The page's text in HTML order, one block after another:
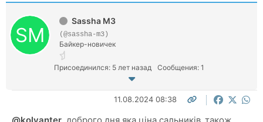
Sassha M3
(@sassha-m3)
Байкер-новичек
Присоединился: 5 лет назад Сообщения: 1
11.08.2024 08:38